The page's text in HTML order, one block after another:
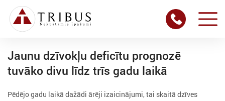
Jaunu dzīvokļu deficītu prognozē
tuvāko divu līdz trīs gadu laikā
Pēdējo gadu laikā dažādi ārēji izaicinājumi, tai skaitā dzīves